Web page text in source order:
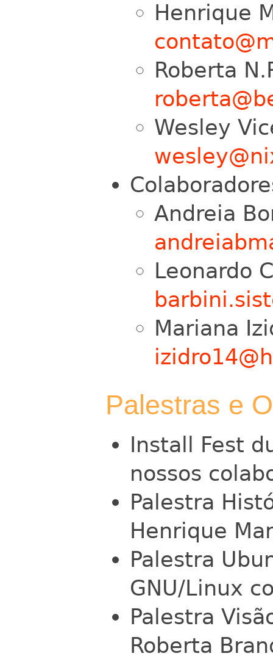
Henrique
Roberta
Wesley
Andreia
Leonardo
Mariana
Palestras e
Install Fest
nossos
Palestra
Henrique
Palestra
GNU/Linux
Palestra
Roberta